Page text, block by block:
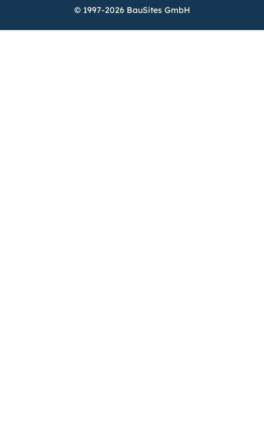
© 1997-2026 BauSites GmbH